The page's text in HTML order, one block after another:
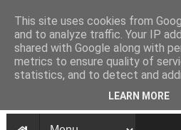
This site uses cookies from
and to analyze traffic. Your IP
shared with Google along with
metrics to ensure quality of
statistics, and to detect and
LEARN MORE